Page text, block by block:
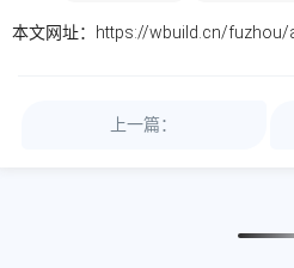
本文网址： https://wbuild.cn/fuzhou/
上一篇：